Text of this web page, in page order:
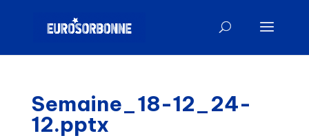
Semaine_18-12_24-
12.pptx